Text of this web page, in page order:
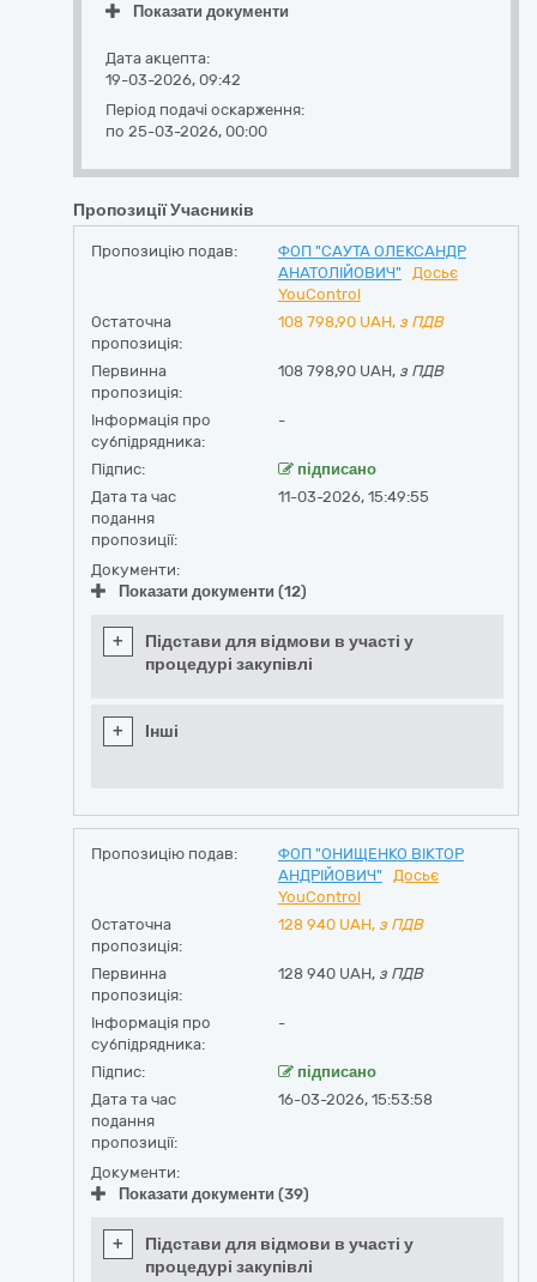
Показати документи
Дата акцепта:
19-03-2026, 09:42
Період подачі оскарження:
по 25-03-2026, 00:00
Пропозиції Учасників
Пропозицію подав:
ФОП "САУТА ОЛЕКСАНДР
АНАТОЛІЙОВИЧ"
Досьє
YouControl
Остаточна
пропозиція:
108 798,90 UAH, з ПДВ
Первинна
пропозиція:
108 798,90 UAH, з ПДВ
Інформація про
субпідрядника:
-
Підпис:
підписано
Дата та час
подання
пропозиції:
11-03-2026, 15:49:55
Документи:
Показати документи (12)
+
Підстави для відмови в участі у
процедурі закупівлі
+ Інші
Пропозицію подав:
ФОП "ОНИЩЕНКО ВІКТОР
АНДРІЙОВИЧ"
Досьє
YouControl
Остаточна
пропозиція:
128 940 UAH, з ПДВ
Первинна
пропозиція:
128 940 UAH, з ПДВ
Інформація про
субпідрядника:
-
Підпис:
підписано
Дата та час
подання
пропозиції:
16-03-2026, 15:53:58
Документи:
Показати документи (39)
+
Підстави для відмови в участі у
процедурі закупівлі